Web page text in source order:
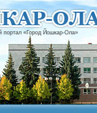
портал «Город Йошкар-Ола»